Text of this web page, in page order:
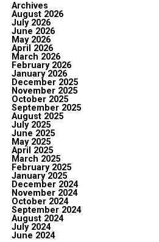
Archives
August 2026
July 2026
June 2026
May 2026
April 2026
March 2026
February 2026
January 2026
December 2025
November 2025
October 2025
September 2025
August 2025
July 2025
June 2025
May 2025
April 2025
March 2025
February 2025
January 2025
December 2024
November 2024
October 2024
September 2024
August 2024
July 2024
June 2024